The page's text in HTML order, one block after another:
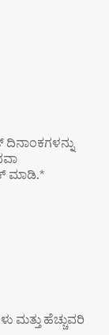
ಮಾಡಿ.*
ಹೆಚ್ಚುವರಿ